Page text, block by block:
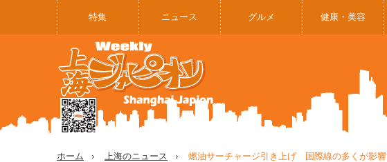
特集 ニュース グルメ 健康・美容
ホーム 上海のニュース 燃油サーチャージ引き上げ 国際線の多くが影響